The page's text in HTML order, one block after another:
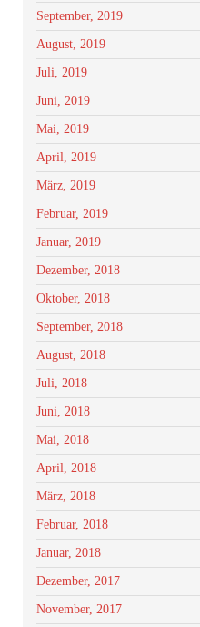
September, 2019
August, 2019
Juli, 2019
Juni, 2019
Mai, 2019
April, 2019
März, 2019
Februar, 2019
Januar, 2019
Dezember, 2018
Oktober, 2018
September, 2018
August, 2018
Juli, 2018
Juni, 2018
Mai, 2018
April, 2018
März, 2018
Februar, 2018
Januar, 2018
Dezember, 2017
November, 2017